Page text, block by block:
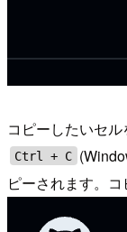
コピーしたいセル
Ctrl + C
ピーされます。コ